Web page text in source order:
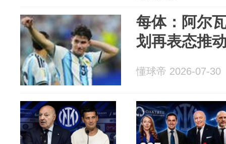
每体：阿尔
划再表态推
懂球帝 2026-07-30